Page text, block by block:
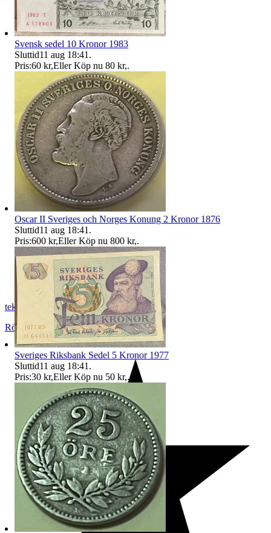
teknikis
Rönninge, Sverige
Svensk sedel 10 Kronor 1983
Sluttid11 aug 18:41 .
Pris:60 kr,Eller Köp nu 80 kr,.
Oscar II Sveriges och Norges Konung 2 Kronor 1876
Sluttid11 aug 18:41 .
Pris:600 kr,Eller Köp nu 800 kr,.
Sveriges Riksbank Sedel 5 Kronor 1977
Sluttid11 aug 18:41 .
Pris:30 kr,Eller Köp nu 50 kr,.